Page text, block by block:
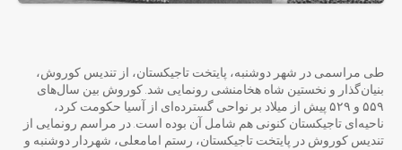
طی مراسمی در شهر دوشنبه، پایتخت تاجیکستان، از تندیس کوروش،
بنیان‌گذار و نخستین شاه هخامنشی رونمایی شد. کوروش بین سال‌های
۵۵۹ و ۵۲۹ پیش از میلاد بر نواحی گسترده‌ای از آسیا حکومت کرد،
ناحیه‌ای تاجیکستان کنونی هم شامل آن بوده است. در مراسم رونمایی از
تندیس کوروش در پایتخت تاجیکستان، رستم امامعلی، شهردار دوشنبه و